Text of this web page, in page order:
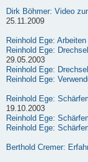
Dirk Böhmer: Video
25.11.2009
Reinhold Ege:
Reinhold Ege:
29.05.2003
Reinhold Ege:
Reinhold Ege:
Reinhold Ege:
19.10.2003
Reinhold Ege:
Reinhold Ege:
Berthold Cremer: